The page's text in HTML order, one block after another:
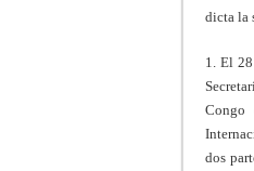
dicta la
1. El
Congo
dos